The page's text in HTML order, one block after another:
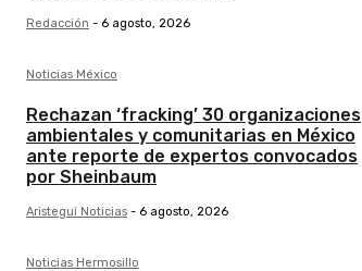
Redacción - 6 agosto, 2026
Noticias México
Rechazan ‘fracking’ 30 organizaciones
ambientales y comunitarias en México
ante reporte de expertos convocados
por Sheinbaum
Aristegui Noticias - 6 agosto, 2026
Noticias Hermosillo